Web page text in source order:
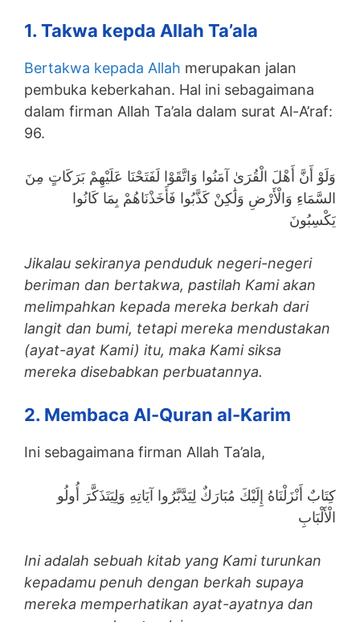
1. Takwa kepda Allah Ta’ala
Bertakwa kepada Allah merupakan jalan
pembuka keberkahan. Hal ini sebagaimana
dalam firman Allah Ta’ala dalam surat Al-A’raf:
96.
وَلَوْ أَنَّ أَهْلَ الْقُرَىٰ آمَنُوا وَاتَّقَوْا لَفَتَحْنَا عَلَيْهِمْ بَرَكَاتٍ مِنَ
السَّمَاءِ وَالْأَرْضِ وَلَٰكِنْ كَذَّبُوا فَأَخَذْنَاهُمْ بِمَا كَانُوا
يَكْسِبُونَ
Jikalau sekiranya penduduk negeri-negeri
beriman dan bertakwa, pastilah Kami akan
melimpahkan kepada mereka berkah dari
langit dan bumi, tetapi mereka mendustakan
(ayat-ayat Kami) itu, maka Kami siksa
mereka disebabkan perbuatannya.
2. Membaca Al-Quran al-Karim
Ini sebagaimana firman Allah Ta’ala,
كِتَابٌ أَنْزَلْنَاهُ إِلَيْكَ مُبَارَكٌ لِيَدَّبَّرُوا آيَاتِهِ وَلِيَتَذَكَّرَ أُولُو
الْأَلْبَابِ
Ini adalah sebuah kitab yang Kami turunkan
kepadamu penuh dengan berkah supaya
mereka memperhatikan ayat-ayatnya dan